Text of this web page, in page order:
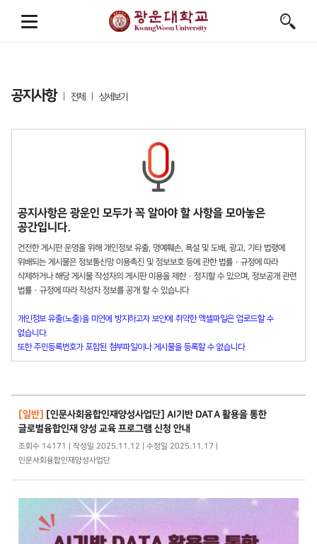
공지사항 전체 상세보기
공지사항은 광운인 모두가 꼭 알아야 할 사항을 모아놓은
공간입니다.
건전한 게시판 운영을 위해 개인정보 유출, 명예훼손, 욕설 및 도배, 광고, 기타 법령에
위배되는 게시물은 정보통신망 이용촉진 및 정보보호 등에 관한 법률 · 규정에 따라
삭제하거나 해당 게시물 작성자의 게시판 이용을 제한 · 정지할 수 있으며, 정보공개 관련
법률 · 규정에 따라 작성자 정보를 공개 할 수 있습니다
개인정보 유출(노출)을 미연에 방지하고자 보안에 취약한 엑셀파일은 업로드할 수
없습니다.
또한 주민등록번호가 포함된 첨부파일이나 게시물을 등록할 수 없습니다.
[일반] [인문사회융합인재양성사업단] AI기반 DATA 활용을 통한
글로벌융합인재 양성 교육 프로그램 신청 안내
조회수 14171 | 작성일 2025.11.12 | 수정일 2025.11.17 |
인문사회융합인재양성사업단